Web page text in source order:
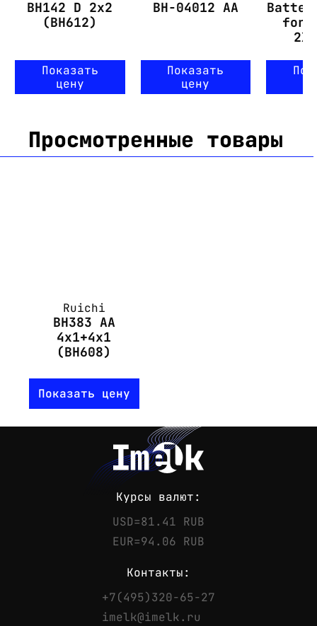
Контакты
BH142 D 2x2
(BH612)
Показать
цену
BH-04012 AA
Показать
цену
for
Просмотренные товары
Ruichi
BH383 AA
4x1+4x1
(BH608)
Показать цену
Курсы валют:
USD=81.41 RUB
EUR=94.06 RUB
Контакты:
+7(495)320-65-27
imelk@imelk.ru